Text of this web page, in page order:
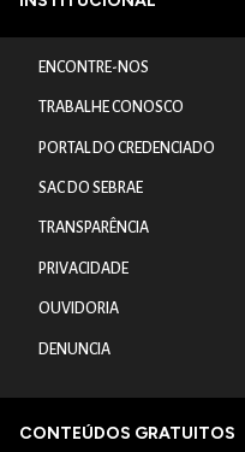
ENCONTRE-NOS
TRABALHE CONOSCO
PORTAL DO CREDENCIADO
SAC DO SEBRAE
TRANSPARÊNCIA
PRIVACIDADE
OUVIDORIA
DENUNCIA
CONTEÚDOS GRATUITOS